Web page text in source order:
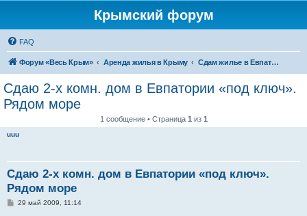
Крымский форум
FAQ
Форум «Весь Крым» Аренда жилья в Крыму Сдам жилье в Евпатории, Саках
Сдаю 2-х комн. дом в Евпатории «под ключ».
Рядом море
1 сообщение • Страница 1 из 1
uuu
Сдаю 2-х комн. дом в Евпатории «под ключ».
Рядом море
С29 май 2009, 11:14